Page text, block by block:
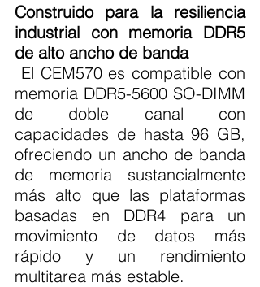
Construido para la resiliencia
industrial con memoria DDR5
de alto ancho de banda
memoria DDR5-5600 SO-DIMM
de doble canal con
capacidades de hasta 96 GB,
ofreciendo un ancho de banda
de memoria sustancialmente
más alto que las plataformas
basadas en DDR4 para un
movimiento de datos más
rápido y un rendimiento
multitarea más estable.